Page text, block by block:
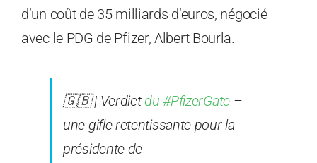
d’un coût de 35 milliards d’euros, négocié
avec le PDG de Pfizer, Albert Bourla.
🇬🇧| Verdict du #PfizerGate–
une gifle retentissante pour la
présidente de